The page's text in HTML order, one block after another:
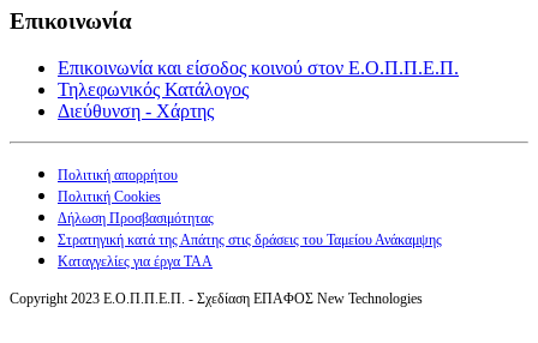
Επικοινωνία
Επικοινωνία και είσοδος κοινού στον Ε.Ο.Π.Π.Ε.Π.
Τηλεφωνικός Κατάλογος
Διεύθυνση - Χάρτης
Πολιτική απορρήτου
Πολιτική Cookies
Δήλωση Προσβασιμότητας
Στρατηγική κατά της Απάτης στις δράσεις του Ταμείου Ανάκαμψης
Καταγγελίες για έργα ΤΑΑ
Copyright 2023 Ε.Ο.Π.Π.Ε.Π. - Σχεδίαση ΕΠΑΦΟΣ New Technologies